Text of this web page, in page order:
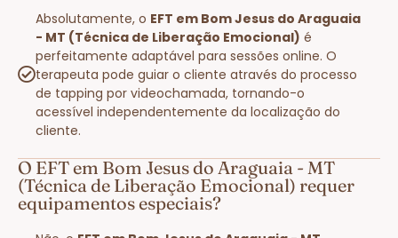
Absolutamente, o EFT em Bom Jesus do Araguaia
- MT (Técnica de Liberação Emocional) é
perfeitamente adaptável para sessões online. O
terapeuta pode guiar o cliente através do processo
de tapping por videochamada, tornando-o
acessível independentemente da localização do
cliente.
O EFT em Bom Jesus do Araguaia - MT
(Técnica de Liberação Emocional) requer
equipamentos especiais?